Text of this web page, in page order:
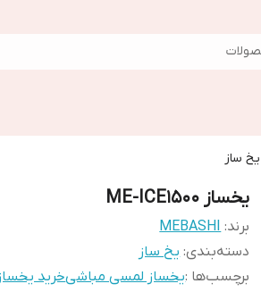
یخ ساز
یخساز ME-ICE1500
برند: MEBASHI
دسته‌بندی:یخ ساز
برچسب‌ها :یخساز لمسی مباشیخرید